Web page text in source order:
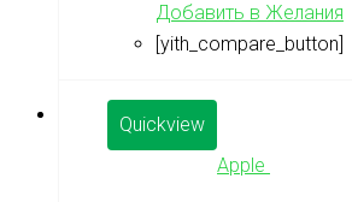
Добавить в Желания
[yith_compare_button]
Quickview
Apple